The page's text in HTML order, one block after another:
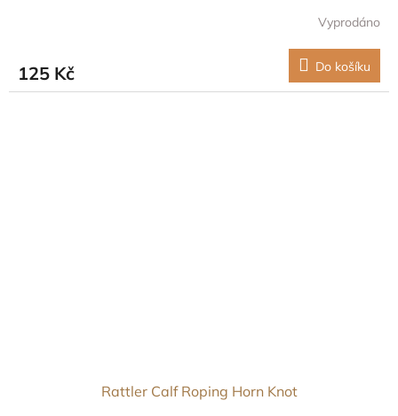
Vyprodáno
125 Kč Do košíku
Rattler Calf Roping Horn Knot